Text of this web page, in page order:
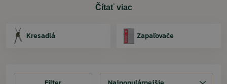
Čítať viac
Kresadlá Zapaľovače